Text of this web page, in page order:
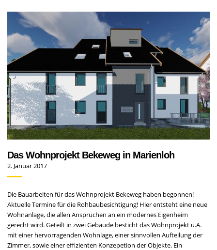
Das Wohnprojekt Bekeweg in Marienloh
2. Januar 2017
Die Bauarbeiten für das Wohnprojekt Bekeweg haben begonnen!
Aktuelle Termine für die Rohbaubesichtigung! Hier entsteht eine neue
Wohnanlage, die allen Ansprüchen an ein modernes Eigenheim
gerecht wird. Geteilt in zwei Gebäude besticht das Wohnprojekt u.A.
mit einer hervorragenden Wohnlage, einer sinnvollen Aufteilung der
Zimmer, sowie einer effizienten Konzepetion der Objekte. Ein